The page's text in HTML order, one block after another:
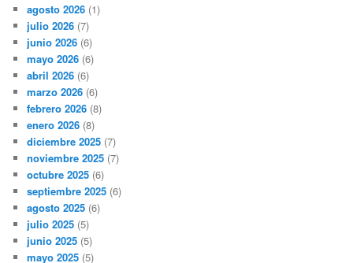
agosto 2026 (1)
julio 2026 (7)
junio 2026 (6)
mayo 2026 (6)
abril 2026 (6)
marzo 2026 (6)
febrero 2026 (8)
enero 2026 (8)
diciembre 2025 (7)
noviembre 2025 (7)
octubre 2025 (6)
septiembre 2025 (6)
agosto 2025 (6)
julio 2025 (5)
junio 2025 (5)
mayo 2025 (5)